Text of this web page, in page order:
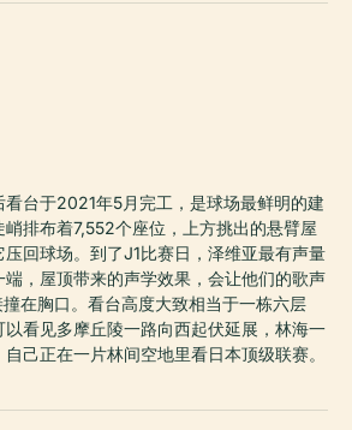
台于2021年5月完工，是球场最鲜明的建
排布着7,552个座位，上方挑出的悬臂屋
回球场。到了J1比赛日，泽维亚最有声量
，屋顶带来的声学效果，会让他们的歌声
在胸口。看台高度大致相当于一栋六层
看见多摩丘陵一路向西起伏延展，林海一
己正在一片林间空地里看日本顶级联赛。